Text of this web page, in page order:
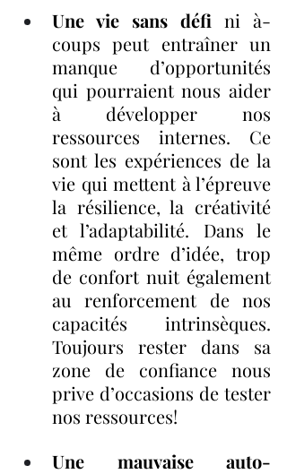
Une vie sans défi ni à-
coups peut entraîner un
manque d’opportunités
qui pourraient nous aider
à développer nos
ressources internes. Ce
sont les expériences de la
vie qui mettent à l’épreuve
la résilience, la créativité
et l’adaptabilité. Dans le
même ordre d’idée, trop
de confort nuit également
au renforcement de nos
capacités intrinsèques.
Toujours rester dans sa
zone de confiance nous
prive d’occasions de tester
nos ressources!
Une mauvaise auto-